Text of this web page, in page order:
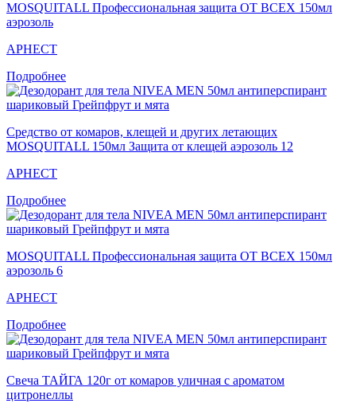
MOSQUITALL Профессиональная защита ОТ ВСЕХ 150мл
аэрозоль
АРНЕСТ
Подробнее
Средство от комаров, клещей и других летающих
MOSQUITALL 150мл Защита от клещей аэрозоль 12
АРНЕСТ
Подробнее
MOSQUITALL Профессиональная защита ОТ ВСЕХ 150мл
аэрозоль 6
АРНЕСТ
Подробнее
Свеча ТАЙГА 120г от комаров уличная с ароматом
цитронеллы